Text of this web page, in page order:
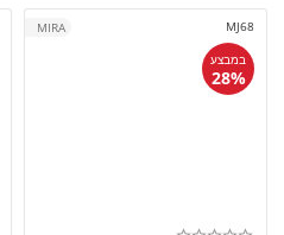
MJ68
במבצע
28%
MIRA